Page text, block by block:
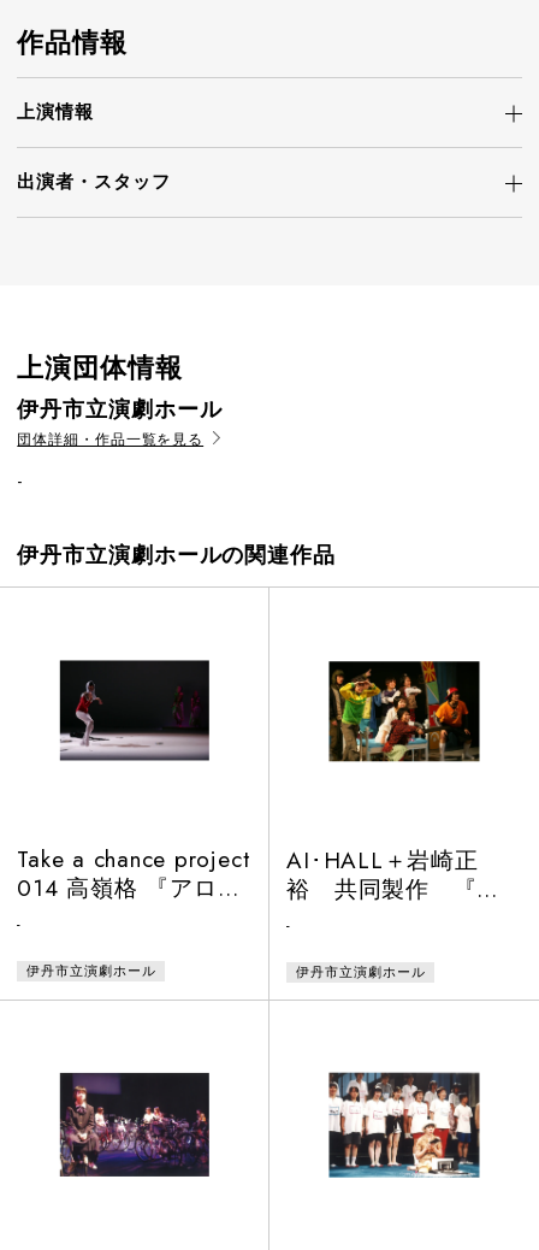
作品情報
上演情報
出演者・ スタッフ
上演団体情報
伊丹市立演劇ホール
団体詳細・作品一覧を見る
-
伊丹市立演劇ホールの関連作品
Take a chance project
014 高嶺格 『アロマ
ロア エロゲロエ』
-
伊丹市立演劇ホール
AI･HALL＋岩崎正
裕 共同製作 『ど
くりつ こどもの
-
伊丹市立演劇ホール